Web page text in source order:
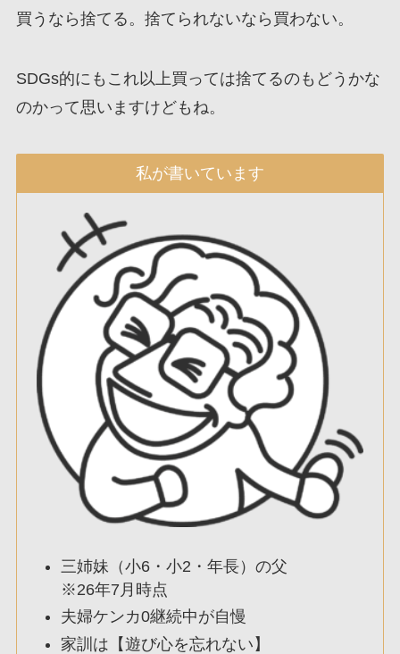
買うなら捨てる。捨てられないなら買わない。
SDGs的にもこれ以上買っては捨てるのもどうかな
のかって思いますけどもね。
私が書いています
三姉妹（小6・小2・年長）の父
※26年7月時点
夫婦ケンカ0継続中が自慢
家訓は【遊び心を忘れない】